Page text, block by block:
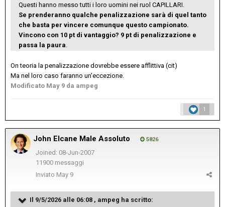
Questi hanno messo tutti i loro uomini nei ruol CAPILLARI.
Se prenderanno qualche penalizzazione sarà di quel tanto
che basta per vincere comunque questo campionato.
Vincono con 10 pt di vantaggio? 9 pt di penalizzazione e
passa la paura
On teoria la penalizzazione dovrebbe essere afflittiva (cit)
Ma nel loro caso faranno un'eccezione.
Modificato May 9 da ampeg
1
John Elcane Male Assoluto 5826
Joined: 08-Jun-2007
11900 messaggi
Inviato May 9
Il 9/5/2026 alle 06:08 , ampeg ha scritto: